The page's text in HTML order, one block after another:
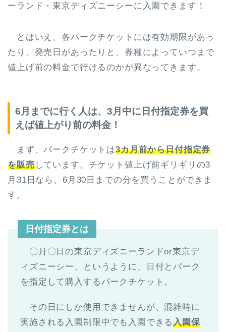
ーランド・東京ディズニーシーに入園できます！
とはいえ、各パークチケットには有効期限があっ
たり、発売日があったりと、券種によっていつまで
値上げ前の料金で行けるのかが異なってきます。
6月までに行く人は、3月中に日付指定券を買
えば値上がり前の料金！
まず、パークチケットは3カ月前から日付指定券
を販売しています。チケット値上げ前ギリギリの3
月31日なら、6月30日までの分を買うことができま
す。
日付指定券とは
〇月〇日の東京ディズニーランドor東京デ
ィズニーシー、というように、日付とパーク
を指定して購入するパークチケット。
その日にしか使用できませんが、混雑時に
実施される入園制限中でも入園できる入園保